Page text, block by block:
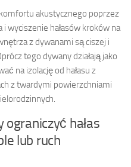
akustycznego poprzez
wyciszenie hałasów kroków na
z dywanami są ciszej i
tego dywany działają jako
na izolację od hałasu z
z twardymi powierzchniami
ograniczyć hałas
lub ruch